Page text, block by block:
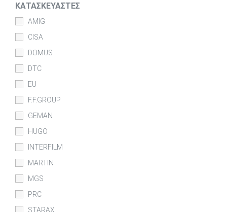
ΚΑΤΑΣΚΕΥΑΣΤΈΣ
AMIG
CISA
DOMUS
DTC
EU
F.F.GROUP
GEMAN
HUGO
INTERFILM
MARTIN
MGS
PRC
STARAX